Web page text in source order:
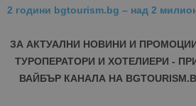
2 години bgtourism.bg – над 2
ЗА АКТУАЛНИ НОВИНИ И
ТУРОПЕРАТОРИ И ХОТЕЛИЕРИ -
ВАЙБЪР КАНАЛА НА